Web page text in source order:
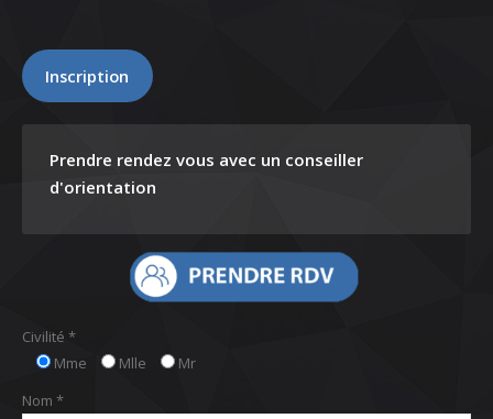
Inscription
Prendre rendez vous avec un conseiller
d'orientation
Civilité *
Mme
Mlle
Mr
Nom *